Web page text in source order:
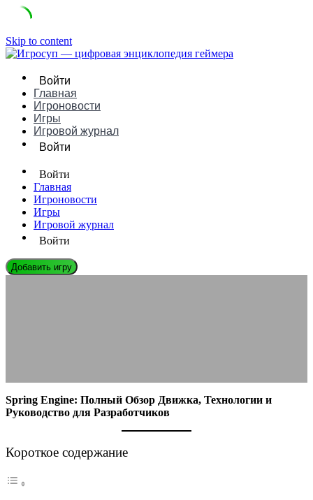
Skip to content
Войти
Главная
Игроновости
Игры
Игровой журнал
Войти
Войти
Главная
Игроновости
Игры
Игровой журнал
Войти
Добавить игру
Spring Engine: Полный Обзор Движка, Технологии и
Руководство для Разработчиков
Короткое содержание